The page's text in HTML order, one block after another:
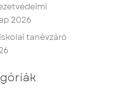
2026
tanévzáró